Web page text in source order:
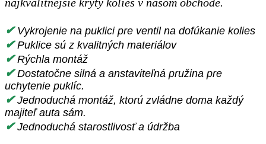
✔ Vykrojenie na puklici pre ventil na dofúkanie kolies
✔ Puklice sú z kvalitných materiálov
✔ Rýchla montáž
✔ Dostatočne silná a anstaviteľná pružina pre
uchytenie puklíc.
✔ Jednoduchá montáž, ktorú zvládne doma každý
majiteľ auta sám.
✔ Jednoduchá starostlivosť a údržba